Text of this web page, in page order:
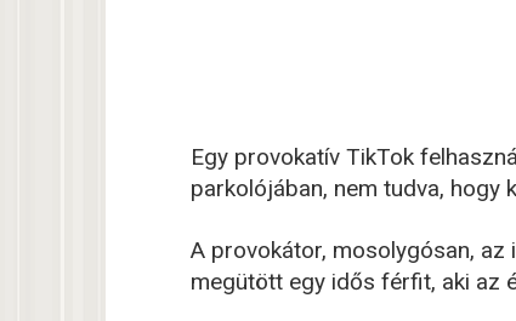
Egy provokatív TikTok
parkolójában, nem tudva, hogy
A provokátor, mosolygósan, az
megütött egy idős férfit, aki az